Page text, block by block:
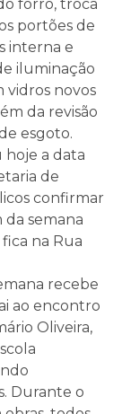
forro, troca
portões de
interna e
iluminação
vidros novos
da revisão
esgoto.
hoje a data
de
confirmar
semana
na Rua
recebe
ao encontro
Oliveira,
Durante o